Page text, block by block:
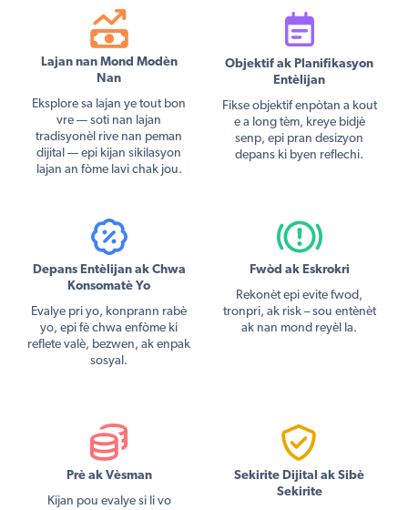
Lajan nan Mond Modèn
Nan
Eksplore sa lajan ye tout bon
vre — soti nan lajan
tradisyonèl rive nan peman
dijital — epi kijan sikilasyon
lajan an fòme lavi chak jou.
Objektif ak Planifikasyon
Entèlijan
Fikse objektif enpòtan a kout
e a long tèm, kreye bidjè
senp, epi pran desizyon
depans ki byen reflechi.
Depans Entèlijan ak Chwa
Konsomatè Yo
Evalye pri yo, konprann rabè
yo, epi fè chwa enfòme ki
reflete valè, bezwen, ak enpak
sosyal.
Fwòd ak Eskrokri
Rekonèt epi evite fwod,
tronpri, ak risk – sou entènèt
ak nan mond reyèl la.
Prè ak Vèsman
Kijan pou evalye si li vo
Sekirite Dijital ak Sibè
Sekirite